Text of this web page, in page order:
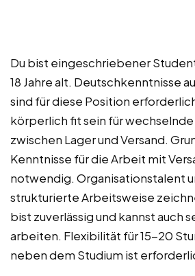
Du bist eingeschriebener
18 Jahre alt. Deutschkenntnisse
sind für diese Position
körperlich fit sein für
zwischen Lager und Versand.
Kenntnisse für die Arbeit mit
notwendig. Organisationstalent
strukturierte Arbeitsweise
bist zuverlässig und kannst auch
arbeiten. Flexibilität für 15-20
neben dem Studium ist